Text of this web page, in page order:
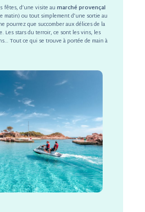
fêtes, d’une visite au marché provençal
matin) ou tout simplement d’une sortie au
pourrez que succomber aux délices de la
Les stars du terroir, ce sont les vins, les
Tout ce qui se trouve à portée de main à